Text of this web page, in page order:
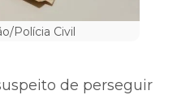
Polícia Civil
de perseguir